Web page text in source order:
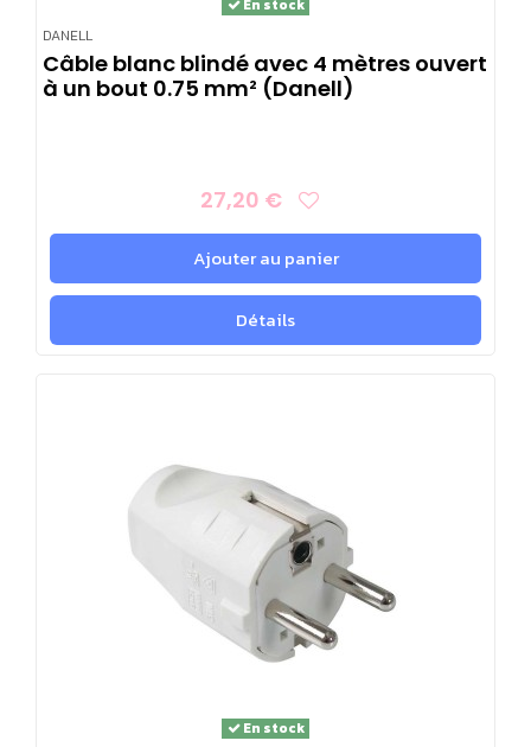
DANELL
En stock
Câble blanc blindé avec 4 mètres ouvert
à un bout 0.75 mm² (Danell)
27,20 €
Ajouter au panier
Détails
En stock